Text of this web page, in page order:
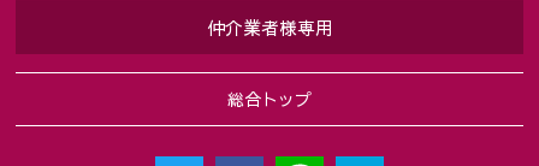
総合トップ
仲介業者様専用